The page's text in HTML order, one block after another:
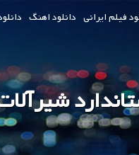
فیلم ایرانی دانلود اهنگ